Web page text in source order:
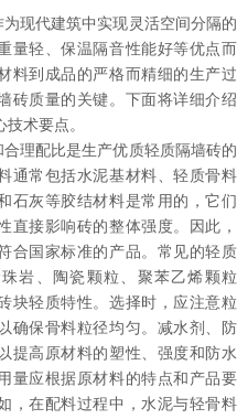
现代建筑中实现灵活空间分隔的
量轻、保温隔音性能好等优点而
料到成品的严格而精细的生产过
砖质量的关键。下面将详细介绍
术要点。
理配比是生产优质轻质隔墙砖的
通常包括水泥基材料、轻质骨料
石灰等胶结材料是常用的，它们
直接影响砖的整体强度。因此，
合国家标准的产品。常见的轻质
岩、陶瓷颗粒、聚苯乙烯颗粒
块轻质特性。选择时，应注意粒
确保骨料粒径均匀。减水剂、防
提高原材料的塑性、强度和防水
量应根据原材料的特点和产品要
，在配料过程中，水泥与轻骨料